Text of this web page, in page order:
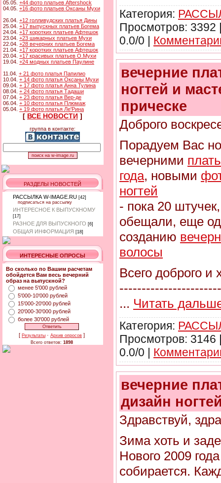
05.05. +44 фото платьев Aftershock
04.05. +16 фото платьев Оксаны Мухи
26.04. +12 голливудских платья Дины
25.04. +17 выпускных платьев Богема
24.04. +17 коротких платьев Афтешок
23.04. +23 шикарных платьев Мухи
22.04. +28 вечерних платьев Богема
21.04. +17 коротких платьев Афтешок
20.04. +17 красивых платьев О.Мухи
19.04. +24 модных платьев Паулине
11.04. + 21 фото платья Папилио
10.04. + 14 фото платья Оксаны Мухи
09.04. + 17 фото платья Анна Тулина
08.04. + 24 фото платья Тадаши
07.04. + 23 фото платья Вер-де
06.04. + 10 фото платья Плюмаж
05.04. + 19 фото платья Ле'Рина
[ ВСЕ НОВОСТИ ]
группа в контакте:
РАЗДЕЛЫ НОВОСТЕЙ
РАССЫЛКА W-IMAGE.RU [42]
подписаться на рассылку
ИНТЕРЕСНОЕ К ВЫПУСКНОМУ
[17]
РАЗНОЕ ДЛЯ ВЫПУСКНОГО [6]
ОБЩАЯ ИНФОРМАЦИЯ [18]
ИНТЕРЕСНЫЕ ОПРОСЫ
Во сколько по Вашим расчетам
обойдется Вам весь вечерний
образ на выпускной?
менее 5'000 рублей
5'000-10'000 рублей
15'000-20'000 рублей
20'000-30'000 рублей
более 30'000 рублей
[ Результаты · Архив опросов ]
Всего ответов: 1898
Категория:
Просмотров: 3392
0.0/0 |
вечерние
ногтей и
прическе
Доброго
Порадуем Вас
вечерними
года, новыми
ногтей
- пока 20
обещали, еще
созданию
волосы
Всего доброго и
... Читать
Категория:
Просмотров: 3146
0.0/0 |
вечерние
дизайн
Здравствуй,
Зима хоть и
Нового 2009
собирается.